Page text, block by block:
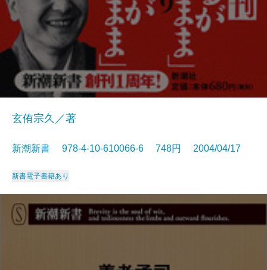
玄侑宗久／著
新潮新書 978-4-10-610066-6 748円 2004/04/17
新書電子書籍あり